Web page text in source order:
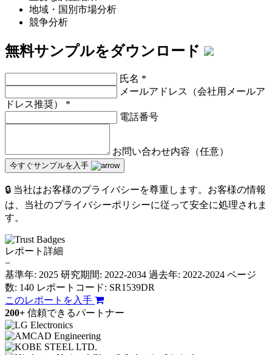
地域・国別市場分析
競争分析
無料サンプルをダウンロード
氏名 *
メールアドレス（会社用メールア
ドレス推奨） *
電話番号
お問い合わせ内容（任意）
今すぐサンプルを入手
🔒 当社はお客様のプライバシーを尊重します。お客様の情報
は、当社のプライバシーポリシーに従って安全に処理されま
す。
レポート詳細
−
基準年: 2025 研究期間: 2022-2034 過去年: 2022-2024 ページ
数: 140 レポートコード: SR1539DR
このレポートを入手
200+ 信頼できるパートナー